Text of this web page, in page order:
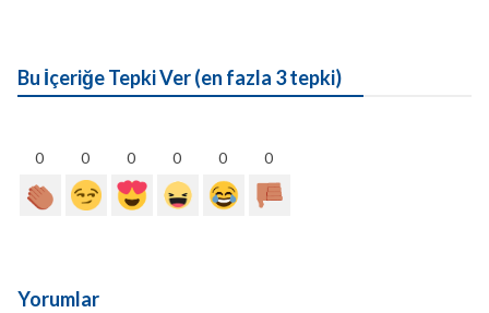
Bu İçeriğe Tepki Ver (en fazla 3 tepki)
0 0 0 0 0 0
Yorumlar